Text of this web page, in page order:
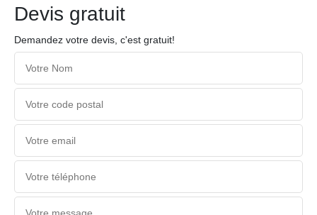
Devis gratuit
Demandez votre devis, c'est gratuit!